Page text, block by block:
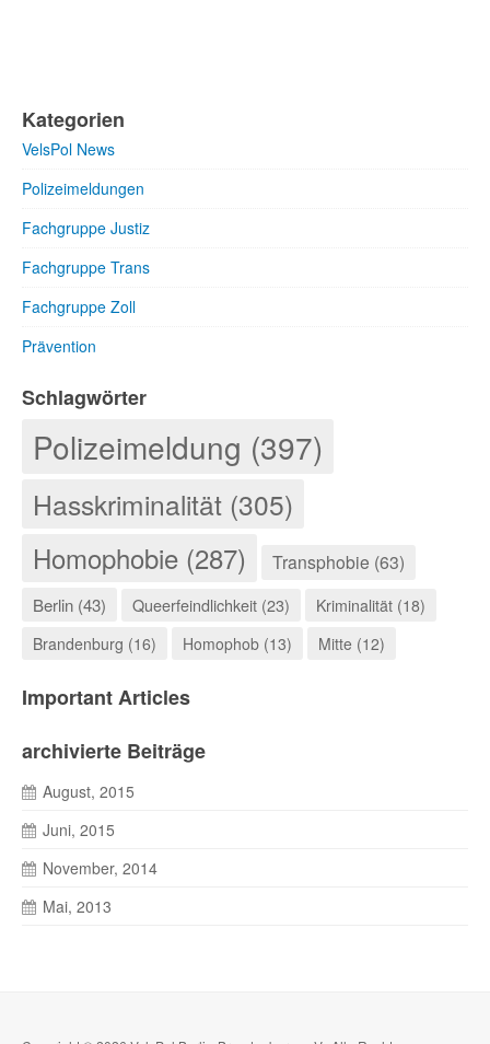
Kategorien
VelsPol News
Polizeimeldungen
Fachgruppe Justiz
Fachgruppe Trans
Fachgruppe Zoll
Prävention
Schlagwörter
Polizeimeldung (397)
Hasskriminalität (305)
Homophobie (287)
Transphobie (63)
Berlin (43) Queerfeindlichkeit (23)
Kriminalität (18)
Brandenburg (16)
Homophob (13) Mitte (12)
Important Articles
archivierte Beiträge
August, 2015
Juni, 2015
November, 2014
Mai, 2013